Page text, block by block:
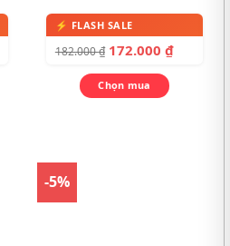
182.000₫ 172.000 ₫
Chọn mua
-5%